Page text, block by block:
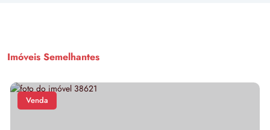
Imóveis Semelhantes
Venda